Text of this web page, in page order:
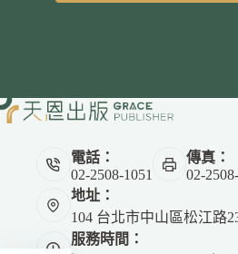
電話：
02-2508-1051
傳真：
02-
地址：
104 台北市中山區松江路
服務時間：